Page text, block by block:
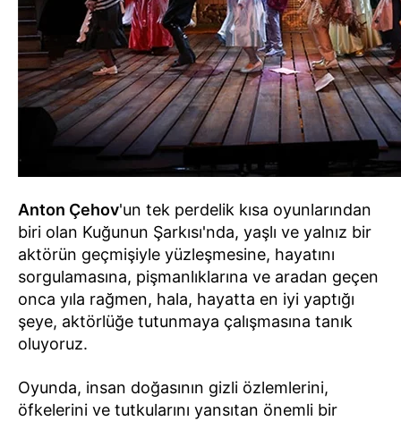
Anton Çehov'un tek perdelik kısa oyunlarından
biri olan Kuğunun Şarkısı'nda, yaşlı ve yalnız bir
aktörün geçmişiyle yüzleşmesine, hayatını
sorgulamasına, pişmanlıklarına ve aradan geçen
onca yıla rağmen, hala, hayatta en iyi yaptığı
şeye, aktörlüğe tutunmaya çalışmasına tanık
oluyoruz.
Oyunda, insan doğasının gizli özlemlerini,
öfkelerini ve tutkularını yansıtan önemli bir